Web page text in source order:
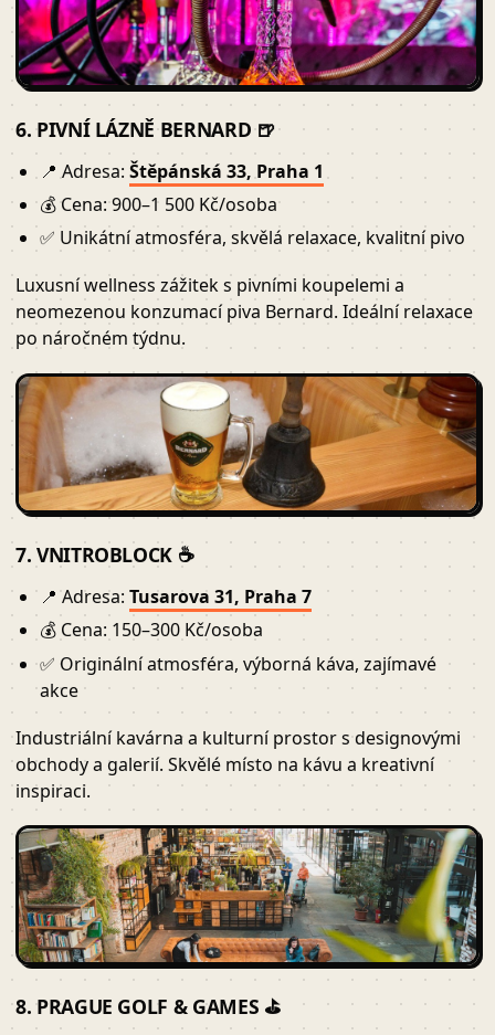
6. PIVNÍ LÁZNĚ BERNARD 🍺
📍 Adresa:Štěpánská 33, Praha 1
💰 Cena: 900–1 500 Kč/osoba
✅ Unikátní atmosféra, skvělá relaxace, kvalitní pivo
Luxusní wellness zážitek s pivními koupelemi a
neomezenou konzumací piva Bernard. Ideální relaxace
po náročném týdnu.
7. VNITROBLOCK ☕
📍 Adresa:Tusarova 31, Praha 7
💰 Cena: 150–300 Kč/osoba
✅ Originální atmosféra, výborná káva, zajímavé
akce
Industriální kavárna a kulturní prostor s designovými
obchody a galerií. Skvělé místo na kávu a kreativní
inspiraci.
8. PRAGUE GOLF & GAMES ⛳